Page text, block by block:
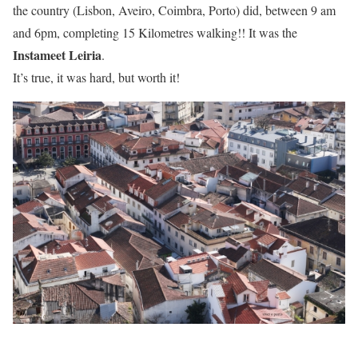
the country (Lisbon, Aveiro, Coimbra, Porto) did, between 9 am
and 6pm, completing 15 Kilometres walking!! It was the
Instameet Leiria.
It’s true, it was hard, but worth it!